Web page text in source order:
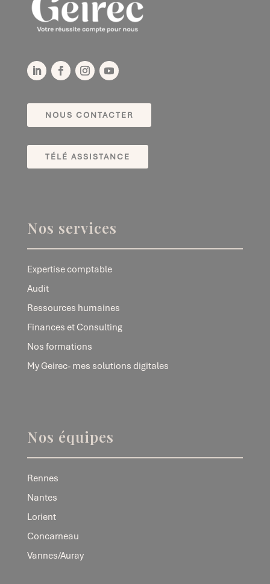
NOUS CONTACTER
TÉLÉ ASSISTANCE
Nos services
Expertise comptable
Audit
Ressources humaines
Finances et Consulting
Nos formations
My Geirec- mes solutions digitales
Nos équipes
Rennes
Nantes
Lorient
Concarneau
Vannes/Auray